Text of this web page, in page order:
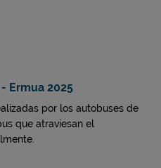
Ermua 2025
por los autobuses de
que atraviesan el